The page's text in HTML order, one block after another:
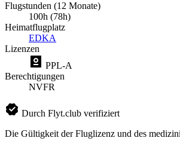
Flugstunden (12 Monate)
100h (78h)
Heimatflugplatz
EDKA
Lizenzen
PPL-A
Berechtigungen
NVFR
Durch Flyt.club verifiziert
Die Gültigkeit der Fluglizenz und des